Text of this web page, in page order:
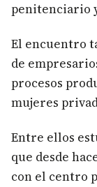
penitenciario
El encuentro
de
procesos
mujeres
Entre ellos
que desde
con el centro